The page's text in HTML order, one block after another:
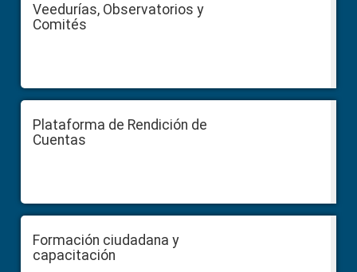
Veedurías, Observatorios y
Comités
Plataforma de Rendición de
Cuentas
Formación ciudadana y
capacitación